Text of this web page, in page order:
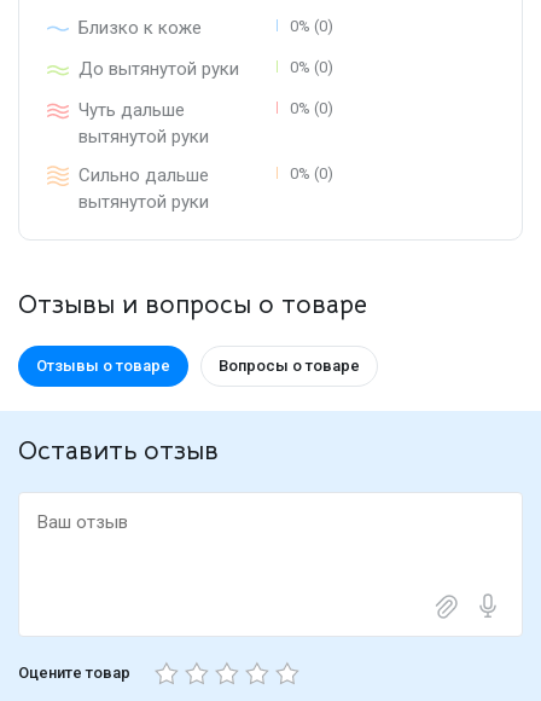
Близко к коже 0% (0)
До вытянутой руки 0% (0)
Чуть дальше
вытянутой руки
0% (0)
Сильно дальше
вытянутой руки
0% (0)
Отзывы и вопросы о товаре
Отзывы о товаре Вопросы о товаре
Оставить отзыв
Оцените товар